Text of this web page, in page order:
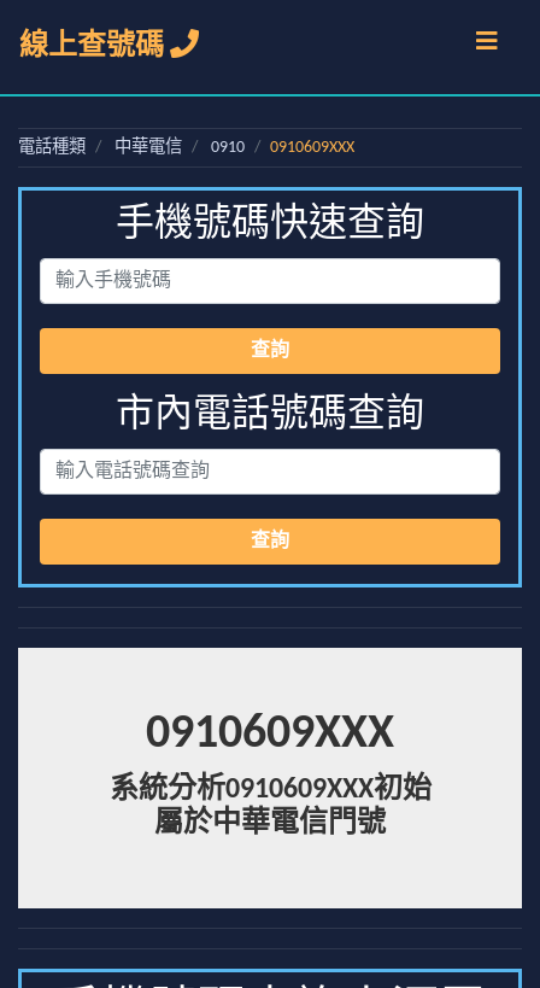
線上查號碼
電話種類 中華電信 0910 0910609XXX
手機號碼快速查詢
查詢
市內電話號碼查詢
查詢
0910609XXX
系統分析0910609XXX初始
屬於中華電信門號